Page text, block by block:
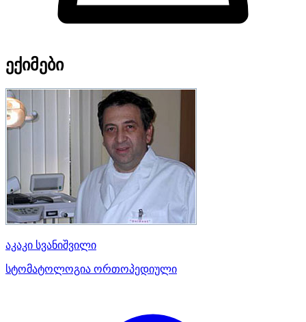
ექიმები
აკაკი სვანიშვილი
სტომატოლოგია ორთოპედიული